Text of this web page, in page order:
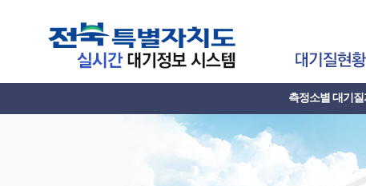
측정소별 대기질